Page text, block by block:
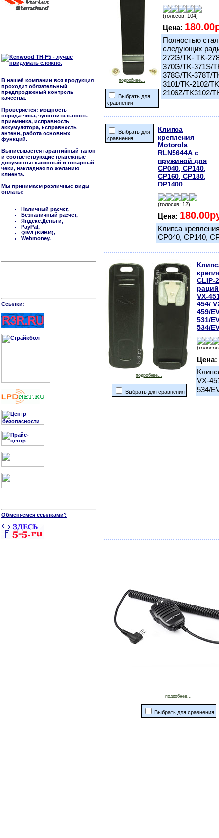
В нашей компании вся продукция
проходит обязательный
предпродажный контроль
качества.
Проверяется: мощность
передатчика, чувствительность
приемника, исправность
аккумулятора, исправность
антенн, работа основных
функций.
Выписывается гарантийный талон
и соответствующие платежные
документы: кассовый и товарный
чеки, накладная по желанию
клиента.
Мы принимаем различные виды
оплаты:
Наличный расчет,
Безналичный расчет,
Яндекс.Деньги,
PayPal,
QIWI (КИВИ),
Webmoney.
Cсылки:
Обменяемся ссылками?
подробнее...
Выбрать для
сравнения
(голосов: 104)
Цена:
Полностью
следующих
272G/TK- TK-
370G/TK-371S/
378G/TK-378T/
3101/TK-2102/
2106Z/TK3102/
Выбрать для
сравнения
Клипса
крепления
Motorola
RLN5644А с
пружиной для
CP040, CP140,
CP160, CP180,
DP1400
(голосов: 12)
Цена:
Клипса
CP040, CP140,
подробнее...
Выбрать для сравнения
СLIP-
VX-
454/
459/
531/
534/
Цена:
VX-
534/
подробнее...
Выбрать для сравнения